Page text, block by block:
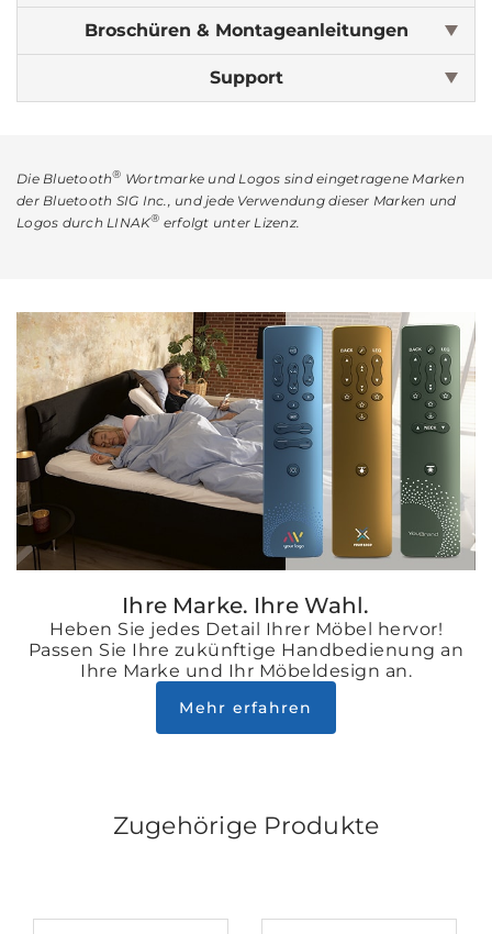
Broschüren & Montageanleitungen
Support
Die Bluetooth® Wortmarke und Logos sind eingetragene Marken
der Bluetooth SIG Inc., und jede Verwendung dieser Marken und
Logos durch LINAK® erfolgt unter Lizenz.
Ihre Marke. Ihre Wahl.
Heben Sie jedes Detail Ihrer Möbel hervor!
Passen Sie Ihre zukünftige Handbedienung an
Ihre Marke und Ihr Möbeldesign an.
Mehr erfahren
Zugehörige Produkte